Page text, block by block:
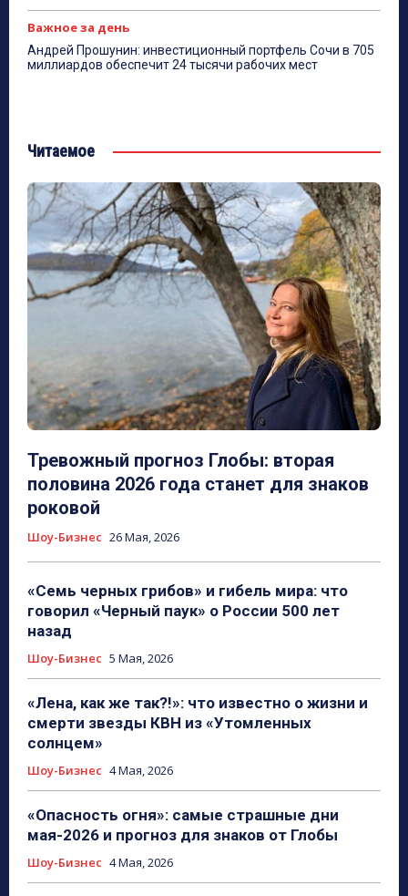
Важное за день
Андрей Прошунин: инвестиционный портфель Сочи в 705
миллиардов обеспечит 24 тысячи рабочих мест
Читаемое
Тревожный прогноз Глобы: вторая
половина 2026 года станет для знаков
роковой
Шоу-Бизнес 26 Мая, 2026
«Семь черных грибов» и гибель мира: что
говорил «Черный паук» о России 500 лет
назад
Шоу-Бизнес 5 Мая, 2026
«Лена, как же так?!»: что известно о жизни и
смерти звезды КВН из «Утомленных
солнцем»
Шоу-Бизнес 4 Мая, 2026
«Опасность огня»: самые страшные дни
мая-2026 и прогноз для знаков от Глобы
Шоу-Бизнес 4 Мая, 2026